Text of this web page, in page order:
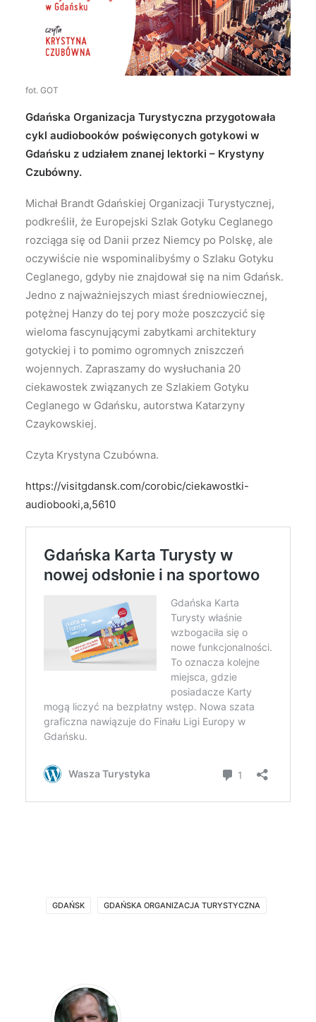
Wyszukiwanie
fot. GOT
Gdańska Organizacja Turystyczna przygotowała
cykl audiobooków poświęconych gotykowi w
Gdańsku z udziałem znanej lektorki – Krystyny
Czubówny.
Michał Brandt Gdańskiej Organizacji Turystycznej,
podkreślił, że Europejski Szlak Gotyku Ceglanego
rozciąga się od Danii przez Niemcy po Polskę, ale
oczywiście nie wspominalibyśmy o Szlaku Gotyku
Ceglanego, gdyby nie znajdował się na nim Gdańsk.
Jedno z najważniejszych miast średniowiecznej,
potężnej Hanzy do tej pory może poszczycić się
wieloma fascynującymi zabytkami architektury
gotyckiej i to pomimo ogromnych zniszczeń
wojennych. Zapraszamy do wysłuchania 20
ciekawostek związanych ze Szlakiem Gotyku
Ceglanego w Gdańsku, autorstwa Katarzyny
Czaykowskiej.
Czyta Krystyna Czubówna.
https://visitgdansk.com/corobic/ciekawostki-
audiobooki,a,5610
GDAŃSK GDAŃSKA ORGANIZACJA TURYSTYCZNA